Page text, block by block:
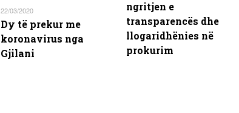
22/03/2020
Dy të prekur me
koronavirus nga
Gjilani
ngritjen e
transparencës dhe
llogaridhënies në
prokurim